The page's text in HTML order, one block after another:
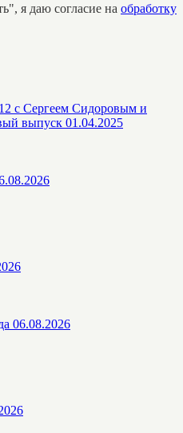
я даю согласие на обработку
с Сергеем Сидоровым и
выпуск 01.04.2025
06.08.2026